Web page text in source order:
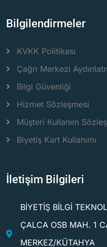
Bilgilendirmeler
KVKK Politikası
Çağrı Merkezi
Bilgi Güvenliği
Hizmet Sözleşmesi
Müşteri Kullanım
Biyetiş Kart Kullanımı
İletişim Bilgileri
BİYETİŞ BİLGİ
ÇALCA OSB MAH. 1
MERKEZ/KÜTAHYA